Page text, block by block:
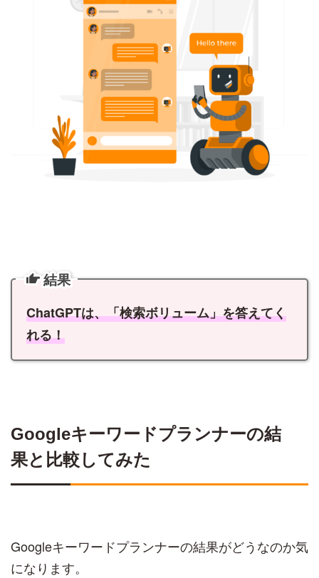
結果
ChatGPTは、「検索ボリューム」を答えてく
れる！
Googleキーワードプランナーの結
果と比較してみた
Googleキーワードプランナーの結果がどうなのか気
になります。